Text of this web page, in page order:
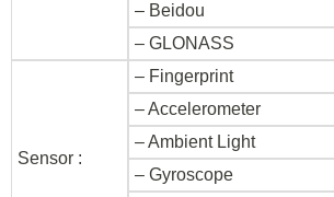
– Beidou
– GLONASS
Sensor :
– Fingerprint
– Accelerometer
– Ambient Light
– Gyroscope